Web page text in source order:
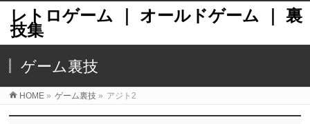
レトロゲーム ｜ オールドゲーム ｜ 裏
技集
ゲーム裏技
HOME » ゲーム裏技 » アジト2